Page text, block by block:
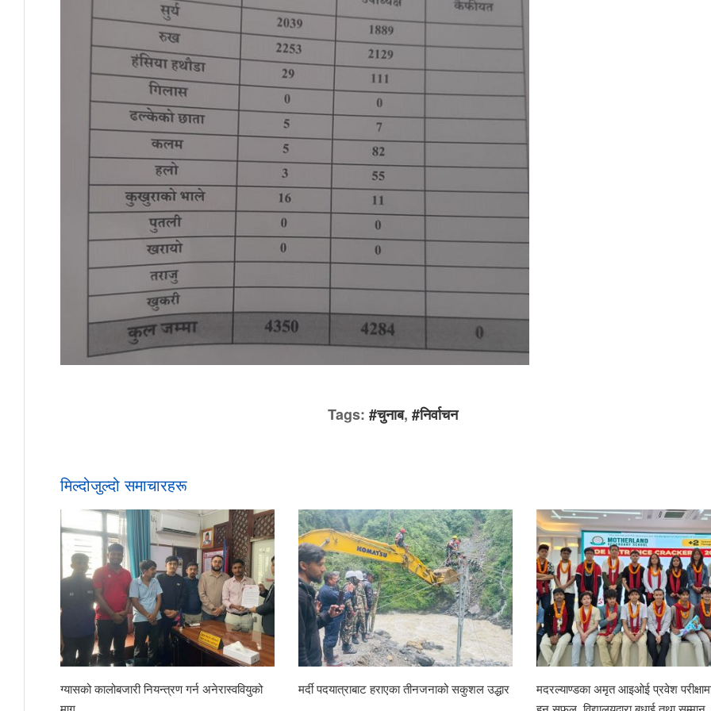
Tags: #चुनाब, #निर्वाचन
मिल्दोजुल्दो समाचारहरू
ग्यासको कालोबजारी नियन्त्रण गर्न अनेरास्ववियुको
मर्दी पदयात्राबाट हराएका तीनजनाको सकुशल उद्धार
मदरल्याण्डका अमृत आइओई प्रवेश परीक्षामा